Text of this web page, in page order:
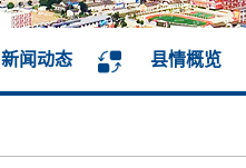
新闻动态 县情概览